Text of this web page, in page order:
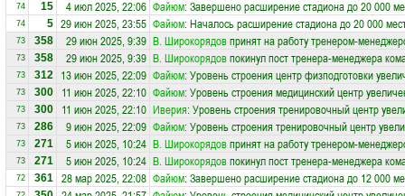
74 15 4 июл 2025, 22:06 Файюм: Завершено расширение стадиона до 20 000
74 5 29 июн 2025, 23:55 Файюм: Началось расширение стадиона до 20 000
73 358 29 июн 2025, 9:39 В. Широкорядовпринят на работу тренером-
73 358 29 июн 2025, 9:39 В. Широкорядовпокинул пост тренера-менеджера
73 312 13 июн 2025, 22:09 Файюм: Уровень строения центр физподготовки
73 300 11 июн 2025, 22:10 Файюм: Уровень строения медицинский центр
73 300 11 июн 2025, 22:10 Иверия: Уровень строения тренировочный центр
73 286 9 июн 2025, 22:09 Файюм: Уровень строения тренировочный центр
73 271 5 июн 2025, 10:24 В. Широкорядовпринят на работу тренером-
73 271 5 июн 2025, 10:24 В. Широкорядовпокинул пост тренера-менеджера
72 361 28 мар 2025, 22:08 Файюм: Завершено расширение стадиона до 12 000